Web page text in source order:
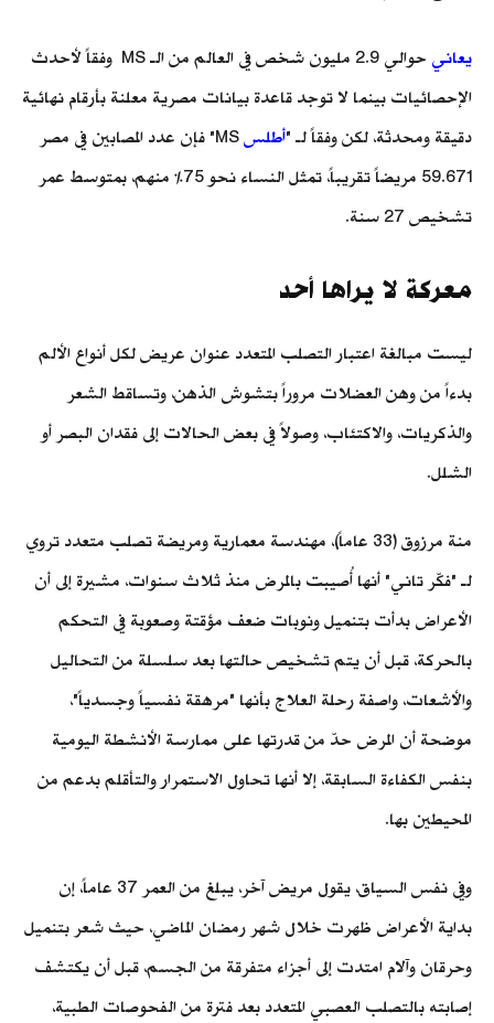
يعاني
حوالي 2.9 مليون شخص في العالم من الـ MS وفقاً لأحدث
الإحصائيات بينما لا توجد قاعدة بيانات مصرية معلنة بأرقام نهائية
دقيقة ومحدثة، لكن وفقاً لـ "أطلس
MS" فإن عدد المصابين في مصر
59.671 مريضاً تقريباً، تمثل النساء نحو 75% منهم، بمتوسط عمر
تشخيص 27 سنة.
معركة لا يراها أحد
ليست مبالغة اعتبار التصلب المتعدد عنوان عريض لكل أنواع الألم
بدءاً من وهن العضلات مروراً بتشوش الذهن، وتساقط الشعر
والذكريات، والاكتئاب، وصولاً في بعض الحالات إلى فقدان البصر أو
الشلل.
منة مرزوق (33 عاماً)، مهندسة معمارية ومريضة تصلب متعدد تروي
لـ "فكّر تاني" أنها أُصيبت بالمرض منذ ثلاث سنوات، مشيرة إلى أن
الأعراض بدأت بتنميل ونوبات ضعف مؤقتة وصعوبة في التحكم
بالحركة، قبل أن يتم تشخيص حالتها بعد سلسلة من التحاليل
والأشعات، واصفة رحلة العلاج بأنها "مرهقة نفسياً وجسدياً"،
موضحة أن المرض حدّ من قدرتها على ممارسة الأنشطة اليومية
بنفس الكفاءة السابقة، إلا أنها تحاول الاستمرار والتأقلم بدعم من
المحيطين بها.
وفي نفس السياق، يقول مريض آخر، يبلغ من العمر 37 عاماً، إن
بداية الأعراض ظهرت خلال شهر رمضان الماضي، حيث شعر بتنميل
وحرقان وآلام امتدت إلى أجزاء متفرقة من الجسم، قبل أن يكتشف
إصابته بالتصلب العصبي المتعدد بعد فترة من الفحوصات الطبية،